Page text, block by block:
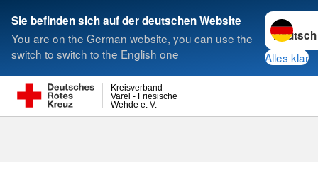
Sie befinden sich auf der deutschen Website
You are on the German website, you can use the
switch to switch to the English one
Sprache
Alles klar
Wehde e. V.
Varel - Friesische
Kreisverband
Suche